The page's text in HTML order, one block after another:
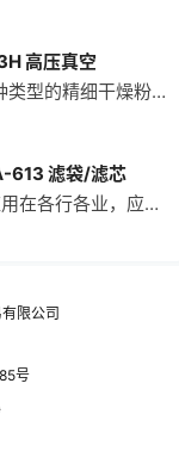
高压真空
产品介绍 DC-103H高压真空特点：专为各种类型的精细干燥粉尘设计，包括高毒性粉尘，如康宁石、中密度纤维板（MDF）、玻璃纤维等。适用行业：木工、食品加工、塑料加工、制药、机械加工等。应用领域：木屑、糖/面粉粉尘、金属粉尘、塑料等。减少工作场所的有毒有害粉尘。旋风分离优势：精细粉尘通过顶部过滤区域，较重的碎屑落入收集鼓。这降低了细小或磨蚀性颗粒损坏电机轴承以及重碎屑损坏叶轮风扇的高概率。内置刷子…
613 滤袋/滤芯
产品介绍 此系列是专为工业设计使用，可应用在各行各业，应用范围广泛，因应各种不同行业的粉尘处理。 此系列搭配消防系统、防爆泄压系统让集尘设备使用上更加安全，而滤心能透过三种不同模式的空气脉冲喷射进行自体清洁，并透过降噪装置能有效减低机台音量，吸力强且安全，是我们最有特色的机种。 滤心的过滤效率能达99%，滤材也有多种性质能够选择，如：疏水性、导电性、耐高温等，也可在后端加装HEPA滤网。 此系列适…
限公司
号